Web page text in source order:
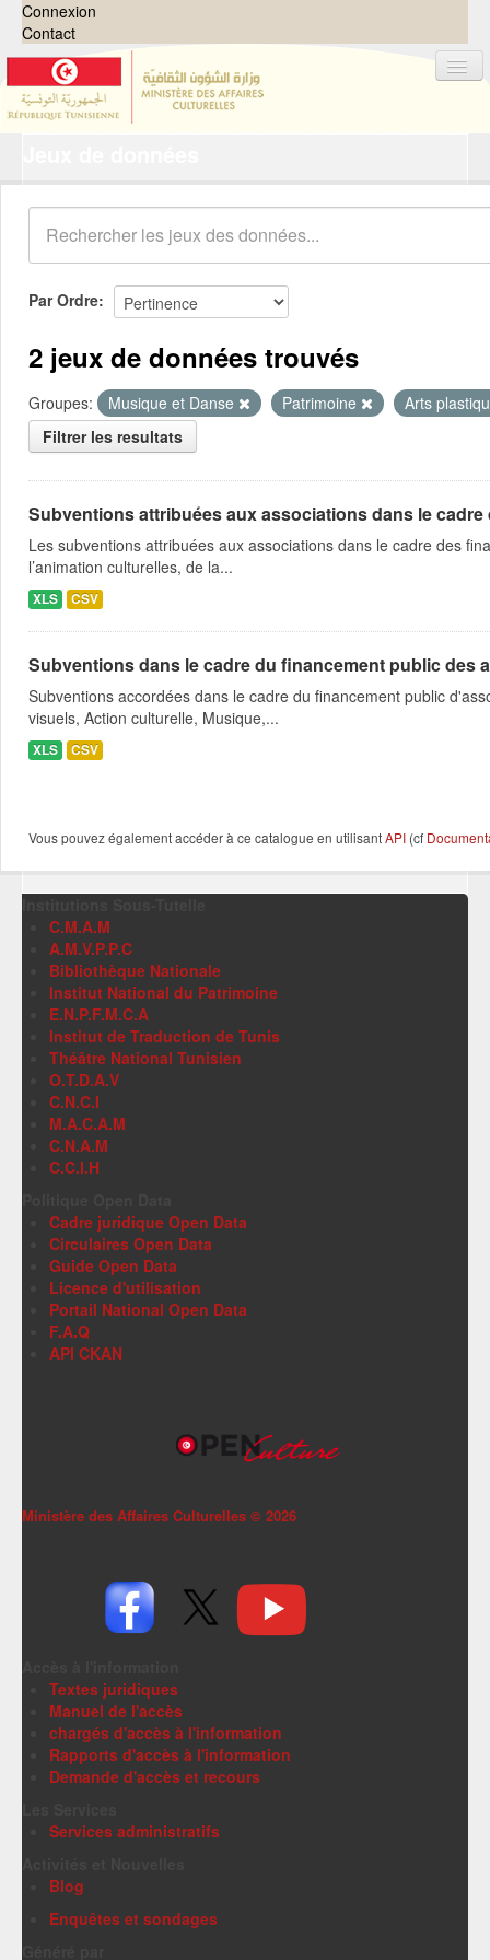
Connexion
Contact
Organisations
Groupes
Demandes 0
À propos
Par Ordre
2 jeux de données trouvés
Groupes: Musique et Danse Patrimoine
Arts
Filtrer les resultats
Subventions attribuées aux associations dans le
Les subventions attribuées aux associations dans le cadre des
l’animation culturelles, de la...
XLS CSV
Subventions dans le cadre du financement public des
Subventions accordées dans le cadre du financement public
visuels, Action culturelle, Musique,...
XLS CSV
Vous pouvez également accéder à ce catalogue en utilisantAPI (cf
C.M.A.M
A.M.V.P.P.C
Bibliothèque Nationale
Institut National du Patrimoine
E.N.P.F.M.C.A
Institut de Traduction de Tunis
Théâtre National Tunisien
O.T.D.A.V
C.N.C.I
M.A.C.A.M
C.N.A.M
C.C.I.H
Cadre juridique Open Data
Circulaires Open Data
Guide Open Data
Licence d'utilisation
Portail National Open Data
F.A.Q
API CKAN
Ministère des Affaires Culturelles © 2026
Textes juridiques
Manuel de l'accès
chargés d'accès à l'information
Rapports d'accès à l'information
Demande d'accès et recours
Services administratifs
Blog
Enquêtes et sondages